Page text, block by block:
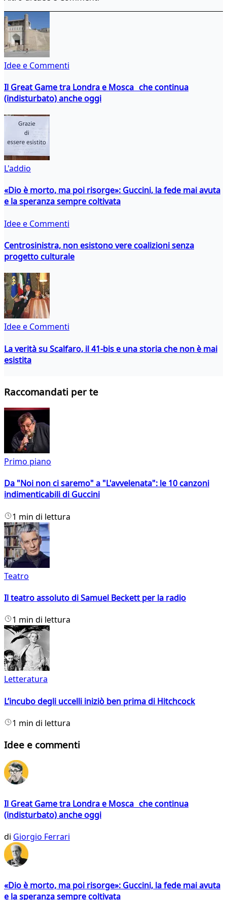
Idee e Commenti
Il Great Game tra Londra e Mosca che continua
(indisturbato) anche oggi
L'addio
«Dio è morto, ma poi risorge»: Guccini, la fede mai avuta
e la speranza sempre coltivata
Idee e Commenti
Centrosinistra, non esistono vere coalizioni senza
progetto culturale
Idee e Commenti
La verità su Scalfaro, il 41-bis e una storia che non è mai
esistita
Raccomandati per te
Primo piano
Da "Noi non ci saremo" a "L'avvelenata": le 10 canzoni
indimenticabili di Guccini
1 min di lettura
Teatro
Il teatro assoluto di Samuel Beckett per la radio
1 min di lettura
Letteratura
L’incubo degli uccelli iniziò ben prima di Hitchcock
1 min di lettura
Idee e commenti
Il Great Game tra Londra e Mosca che continua
(indisturbato) anche oggi
di Giorgio Ferrari
«Dio è morto, ma poi risorge»: Guccini, la fede mai avuta
e la speranza sempre coltivata